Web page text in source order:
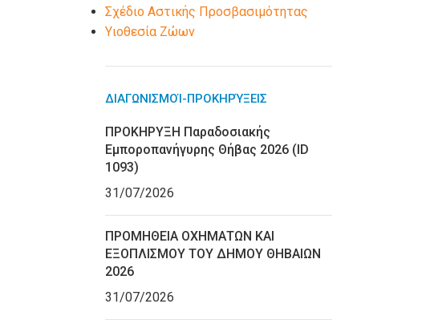
Σχέδιο Αστικής Προσβασιμότητας
Υιοθεσία Ζώων
ΔΙΑΓΩΝΙΣΜΟΊ-ΠΡΟΚΗΡΎΞΕΙΣ
ΠΡΟΚΗΡΥΞΗ Παραδοσιακής
Εμποροπανήγυρης Θήβας 2026 (ID
1093)
31/07/2026
ΠΡΟΜΗΘΕΙΑ ΟΧΗΜΑΤΩΝ ΚΑΙ
ΕΞΟΠΛΙΣΜΟΥ ΤΟΥ ΔΗΜΟΥ ΘΗΒΑΙΩΝ
2026
31/07/2026